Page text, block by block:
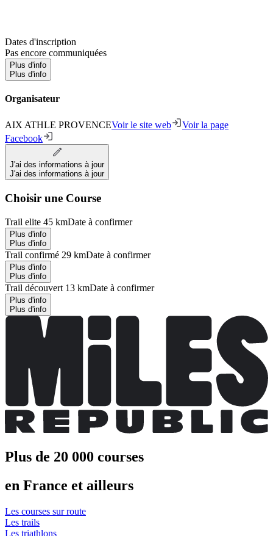
Dates d'inscription
Pas encore communiquées
Plus d'info
Plus d'info
Organisateur
AIX ATHLE PROVENCEVoir le site web
Voir la page
Facebook
J'ai des informations à jour
J'ai des informations à jour
Choisir une Course
Trail elite 45 kmDate à confirmer
Plus d'info
Plus d'info
Trail confirmé 29 kmDate à confirmer
Plus d'info
Plus d'info
Trail découvert 13 kmDate à confirmer
Plus d'info
Plus d'info
Plus de 20 000 courses
en France et ailleurs
Les courses sur route
Les trails
Les triathlons